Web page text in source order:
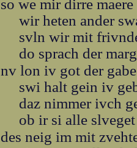
so we mir dirre maere
wir heten ander
svln wir mit
do sprach der
nv lon iv got der
swi halt gein iv
daz nimmer ivch
ob ir si alle
des neig im mit